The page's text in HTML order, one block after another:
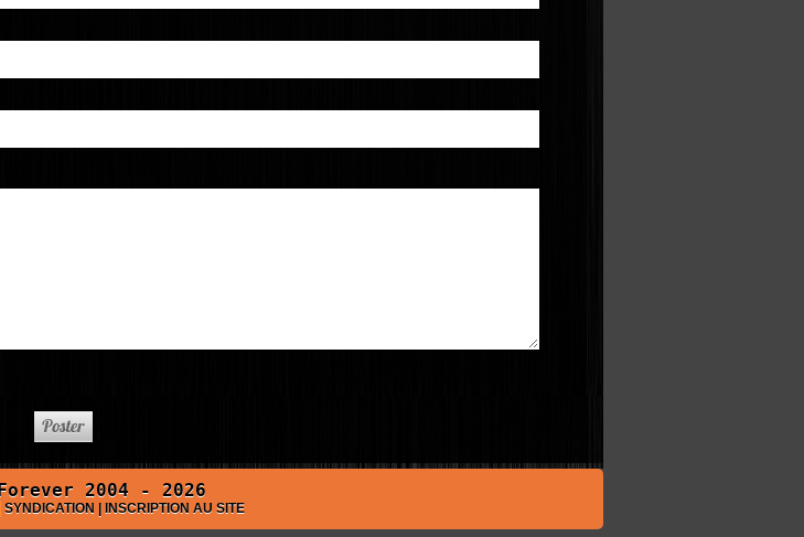
2004 - 2026
SYNDICATION | INSCRIPTION AU SITE